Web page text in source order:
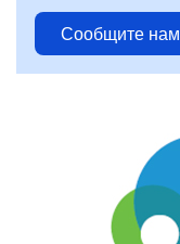
Сообщите нам